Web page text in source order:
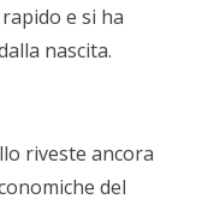
e si ha
nascita.
riveste ancora
del